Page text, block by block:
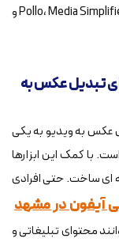
فعالیت دارند، می توانند با Pollo، Media Simplified ،Clipmove و
تبدیل عکس به
عکس به ویدیو به یکی
با کمک این ابزارها
ای ساخت. حتی افرادی
آیفون در مشهد
محتوای تبلیغاتی و